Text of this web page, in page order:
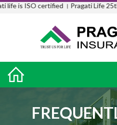
is ISO certified ।Pragati Life 25th